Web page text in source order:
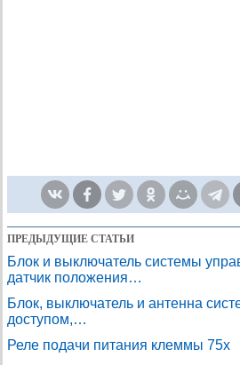
ПРЕДЫДУЩИЕ СТАТЬИ
Блок и выключатель системы
датчик положения…
Блок, выключатель и антенна
доступом,…
Реле подачи питания клеммы 75х